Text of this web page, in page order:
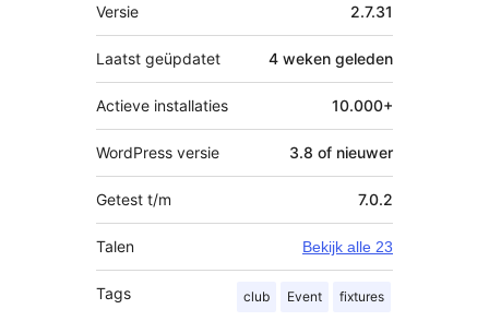
Versie 2.7.31
Laatst geüpdatet 4 weken geleden
Actieve installaties 10.000+
WordPress versie 3.8 of nieuwer
Getest t/m 7.0.2
Talen Bekijk alle 23
Tags club Event fixtures